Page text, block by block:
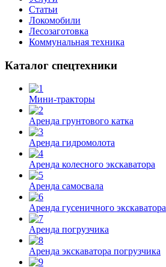
Статьи
Локомобили
Лесозаготовка
Коммунальная техника
Каталог спецтехники
Мини-тракторы
Аренда грунтового катка
Аренда гидромолота
Аренда колесного экскаватора
Аренда самосвала
Аренда гусеничного экскаватора
Аренда погрузчика
Аренда экскаватора погрузчика